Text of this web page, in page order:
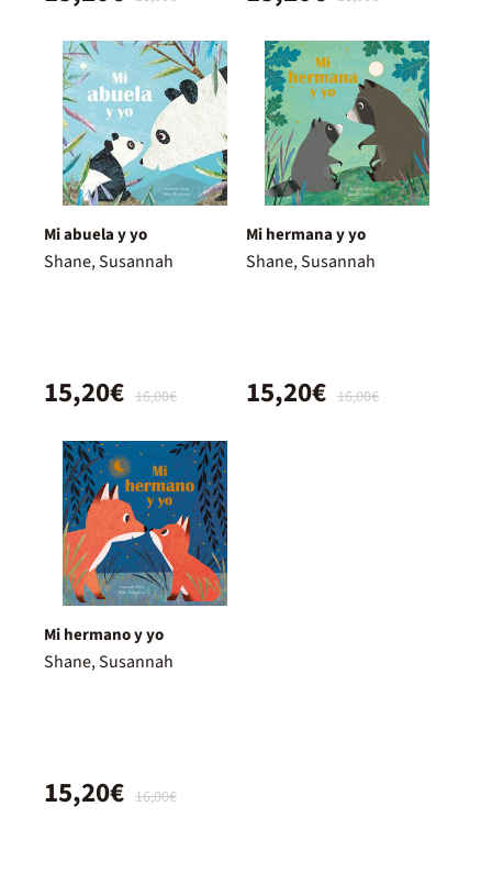
Mi abuela y yo
Shane, Susannah
16,00€
15,20€
Mi hermana y yo
Shane, Susannah
16,00€
15,20€
Mi hermano y yo
Shane, Susannah
16,00€
15,20€